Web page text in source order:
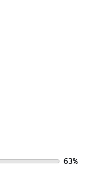
Zo ben je klaar
doet.
elastaan
63%